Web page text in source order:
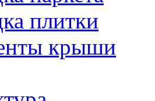
плитки
крыши